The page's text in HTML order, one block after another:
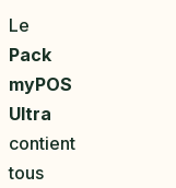
Le
Pack
myPOS
Ultra
contient
tous